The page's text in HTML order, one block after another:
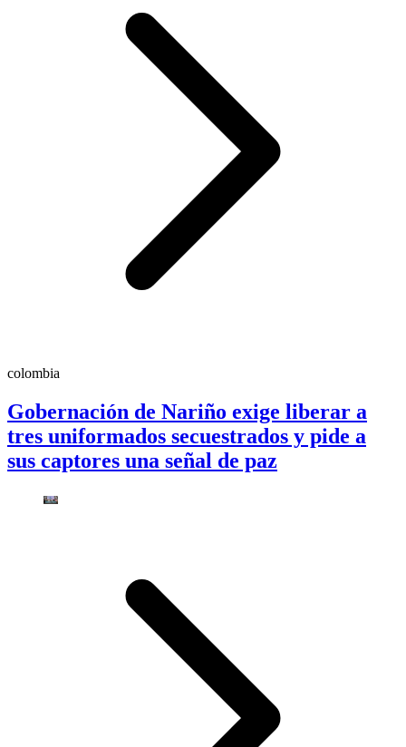
colombia
Gobernación de Nariño exige liberar a
tres uniformados secuestrados y pide a
sus captores una señal de paz